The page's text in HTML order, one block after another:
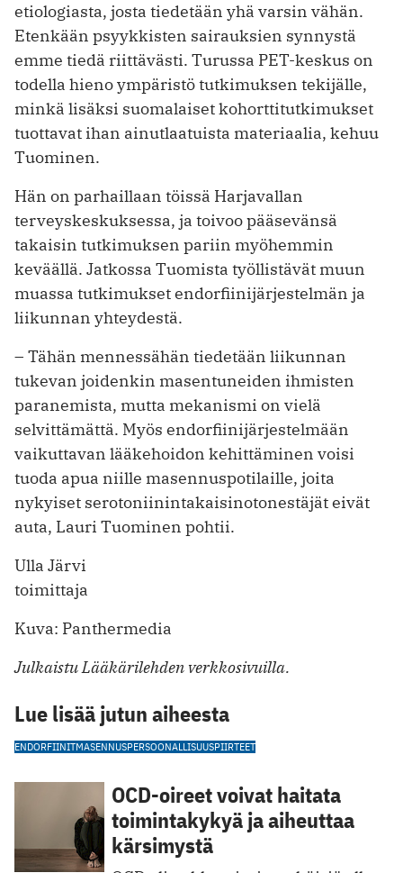
etiologiasta, josta tiedetään yhä varsin vähän.
Etenkään psyykkisten sairauksien synnystä
emme tiedä riittävästi. Turussa PET-keskus on
todella hieno ympäristö tutkimuksen tekijälle,
minkä lisäksi suomalaiset kohorttitutkimukset
tuottavat ihan ainutlaatuista materiaalia, kehuu
Tuominen.
Hän on parhaillaan töissä Harjavallan
terveyskeskuksessa, ja toivoo pääsevänsä
takaisin tutkimuksen pariin myöhemmin
keväällä. Jatkossa Tuomista työllistävät muun
muassa tutkimukset endorfiinijärjestelmän ja
liikunnan yhteydestä.
– Tähän mennessähän tiedetään liikunnan
tukevan joidenkin masentuneiden ihmisten
paranemista, mutta mekanismi on vielä
selvittämättä. Myös endorfiinijärjestelmään
vaikuttavan lääkehoidon kehittäminen voisi
tuoda apua niille masennuspotilaille, joita
nykyiset serotoniinintakaisinotonestäjät eivät
auta, Lauri Tuominen pohtii.
Ulla Järvi
toimittaja
Kuva: Panthermedia
Julkaistu Lääkärilehden verkkosivuilla.
Lue lisää jutun aiheesta
ENDORFIINITMASENNUSPERSOONALLISUUSPIIRTEET
OCD-oireet voivat haitata
toimintakykyä ja aiheuttaa
kärsimystä